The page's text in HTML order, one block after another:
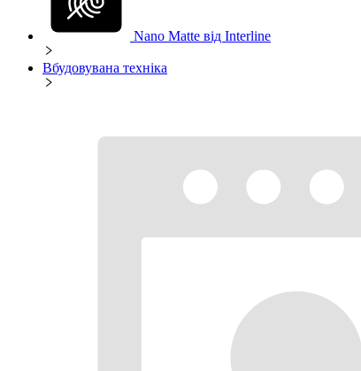
Nano Matte від Interline
Вбудовувана техніка